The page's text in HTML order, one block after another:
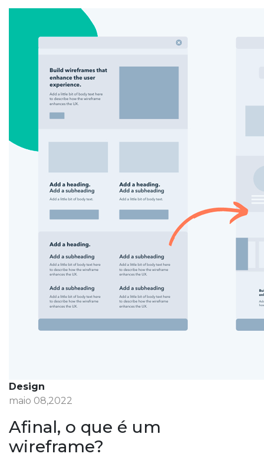
Design
maio 08,2022
Afinal, o que é um
wireframe?